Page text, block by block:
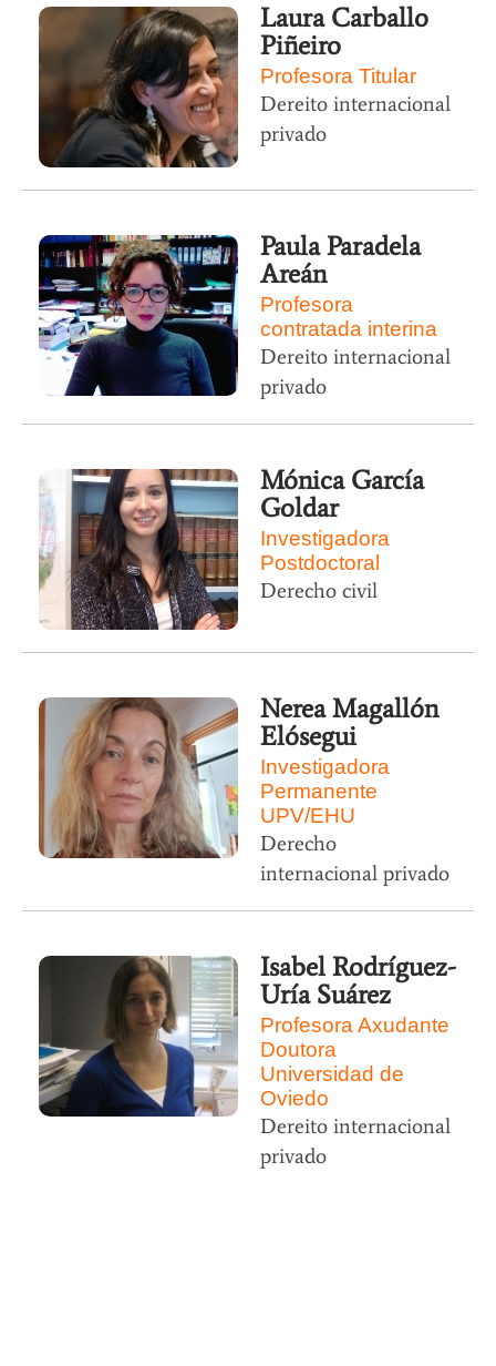
Laura Carballo
Piñeiro
Profesora Titular
Dereito internacional
privado
Paula Paradela
Areán
Profesora
contratada interina
Dereito internacional
privado
Mónica García
Goldar
Investigadora
Postdoctoral
Derecho civil
Nerea Magallón
Elósegui
Investigadora
Permanente
UPV/EHU
Derecho
internacional privado
Isabel Rodríguez-
Uría Suárez
Profesora Axudante
Doutora
Universidad de
Oviedo
Dereito internacional
privado